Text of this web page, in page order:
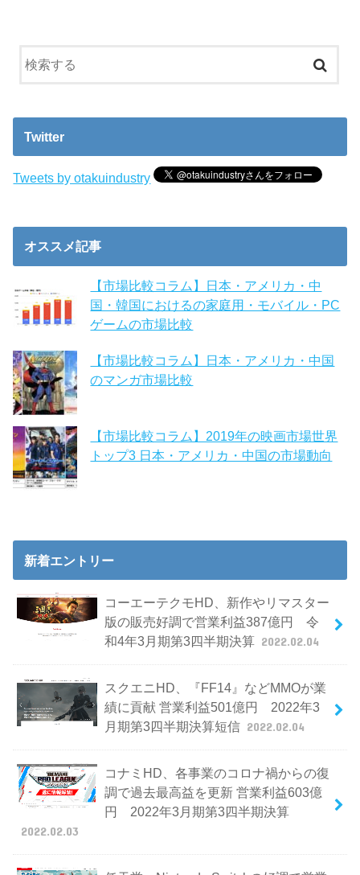
Twitter
Tweets by otakuindustry
オススメ記事
【市場比較コラム】日本・アメリカ・中
国・韓国におけるの家庭用・モバイル・PC
ゲームの市場比較
【市場比較コラム】日本・アメリカ・中国
のマンガ市場比較
【市場比較コラム】2019年の映画市場世界
トップ3 日本・アメリカ・中国の市場動向
新着エントリー
コーエーテクモHD、新作やリマスター
版の販売好調で営業利益387億円 令
和4年3月期第3四半期決算 2022.02.04
スクエニHD、『FF14』などMMOが業
績に貢献 営業利益501億円 2022年3
月期第3四半期決算短信 2022.02.04
コナミHD、各事業のコロナ禍からの復
調で過去最高益を更新 営業利益603億
円 2022年3月期第3四半期決算
2022.02.03